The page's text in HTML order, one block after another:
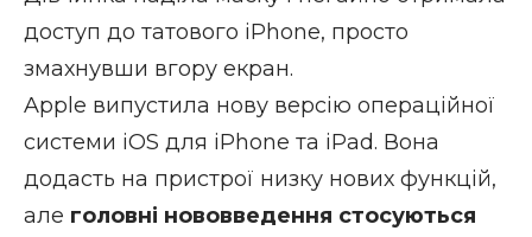
доступ до татового iPhone, просто
змахнувши вгору екран.
Apple випустила нову версію операційної
системи iOS для iPhone та iPad. Вона
додасть на пристрої низку нових функцій,
але головні нововведення стосуються